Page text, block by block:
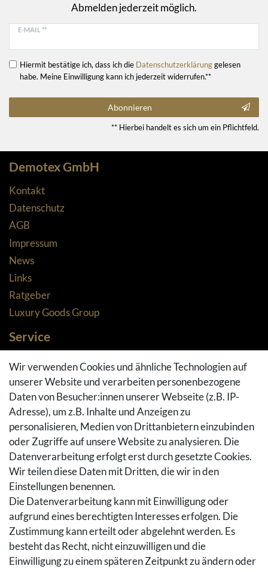
Abmelden jederzeit möglich.
E-MAIL **
Hiermit bestätige ich, dass ich die Daten­schutz­erklärunggelesen
habe. Meine Einwilligung kann ich jederzeit widerrufen.**
Abonnieren
** Hierbei handelt es sich um ein Pflichtfeld.
Demotex GmbH
Kontakt
Datenschutz
AGB
Impressum
News
Links
Ratgeber
Luxury Goods Group
Service
Zahlungsarten
Versandarten & -kosten
Widerrufsrecht
Rückgaberecht
Vertrag widerrufen
Warenkorb
Hilfe
Social Media
Facebook
Instagram
Pinterest
Youtube
Wir verwenden Cookies und ähnliche Technologien auf
unserer Website und verarbeiten personenbezogene
Daten von Besucher:innen unserer Webseite (z.B. IP-
Adresse), um z.B. Inhalte und Anzeigen zu
personalisieren, Medien von Drittanbietern einzubinden
oder Zugriffe auf unsere Website zu analysieren. Die
Datenverarbeitung erfolgt erst durch gesetzte Cookies.
Wir teilen diese Daten mit Dritten, die wir in den
Einstellungen benennen.
Die Datenverarbeitung kann mit Einwilligung oder
aufgrund eines berechtigten Interesses erfolgen. Die
Zustimmung kann erteilt oder abgelehnt werden. Es
besteht das Recht, nicht einzuwilligen und die
Einwilligung zu einem späteren Zeitpunkt zu ändern oder